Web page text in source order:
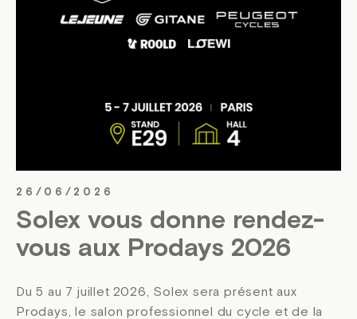
26/06/2026
Solex vous donne rendez-
vous aux Prodays 2026
Du 5 au 7 juillet 2026, Solex sera présent aux
Prodays, le salon professionnel du cycle et de la